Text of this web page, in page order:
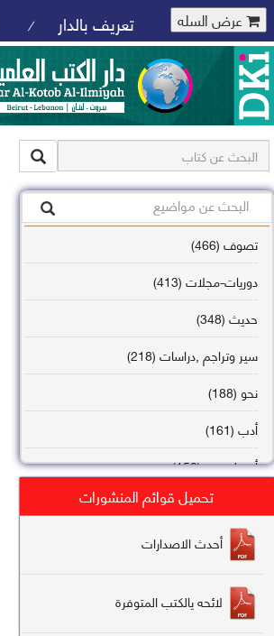
عرض السله تعريف بالدار /
تصوف (466)
دوريات-مجلات (413)
حديث (348)
سير وتراجم ,دراسات (218)
نحو (188)
أدب (161)
أصول فقه (158)
تاريخ (138)
فقه شافعي (132)
فقه حنفي (113)
تحميل قوائم المنشورات
أحدث الاصدارات
لائحه يالكتب المتوفرة